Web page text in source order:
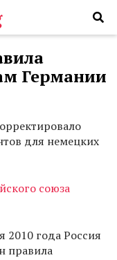
Германии
для немецких
союза
2010 года Россия
правила